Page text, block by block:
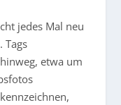
jedes Mal neu
Tags
etwa um